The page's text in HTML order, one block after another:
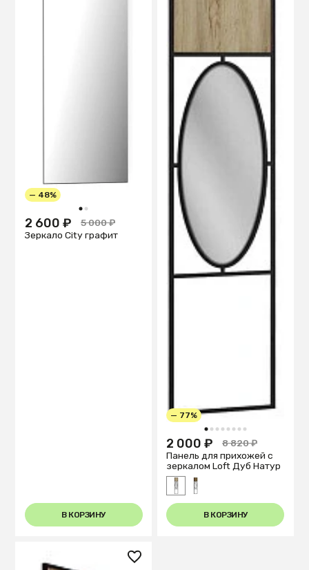
1 2
— 48%
2 600 ₽
5 000 ₽
Зеркало City графит
В КОРЗИНУ
1 2 3 4 5 6 7 8
— 77%
2 000 ₽
8 820 ₽
Панель для прихожей с
зеркалом Loft Дуб Натур
В КОРЗИНУ